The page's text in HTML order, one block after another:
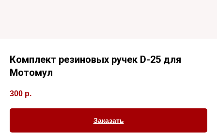
Комплект резиновых ручек D-25 для
Мотомул
300 р.
Заказать